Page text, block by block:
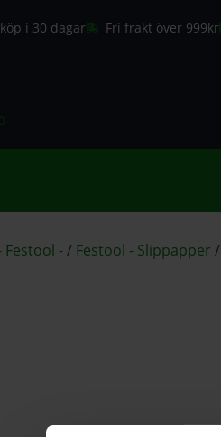
i 30 dagar Fri frakt över 999kr
Festool -/ Festool - Slippapper /